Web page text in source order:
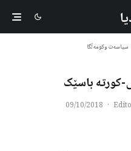
سیاسەت وکومەڵگا
کورتە باسێک
·
09/10/2018